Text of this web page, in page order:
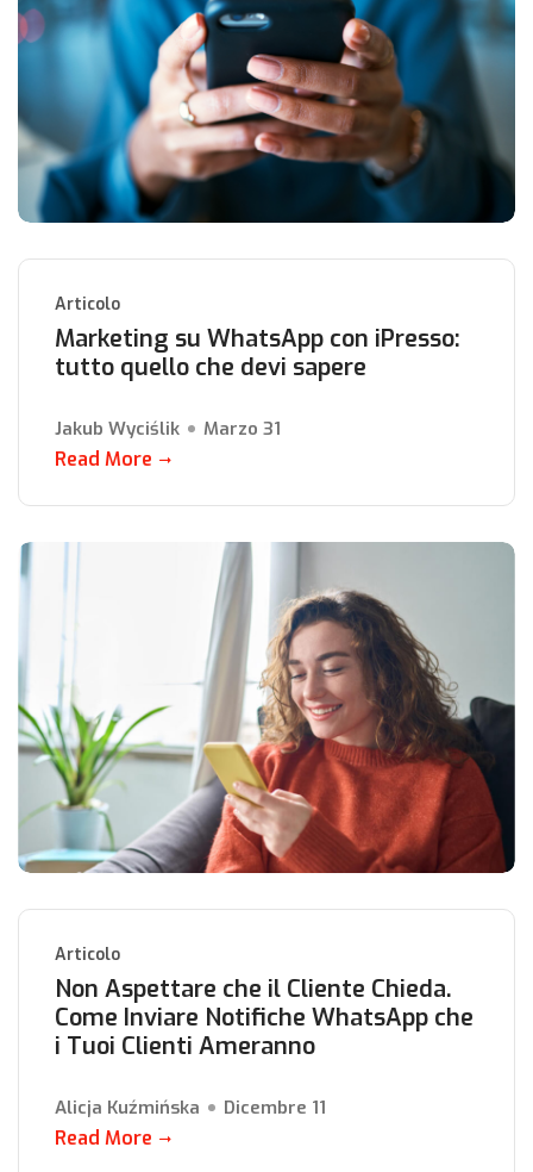
Articolo
Marketing su WhatsApp con iPresso:
tutto quello che devi sapere
Jakub Wyciślik Marzo 31
Read More
Articolo
Non Aspettare che il Cliente Chieda.
Come Inviare Notifiche WhatsApp che
i Tuoi Clienti Ameranno
Alicja Kuźmińska Dicembre 11
Read More